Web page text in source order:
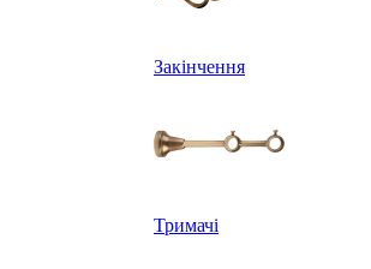
Закінчення
Тримачі